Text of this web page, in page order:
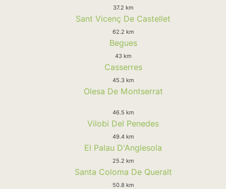
37.2 km
Sant Vicenç De Castellet
62.2 km
Begues
43 km
Casserres
45.3 km
Olesa De Montserrat
46.5 km
Vilobi Del Penedes
49.4 km
El Palau D'Anglesola
25.2 km
Santa Coloma De Queralt
50.8 km